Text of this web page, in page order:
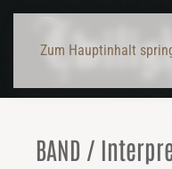
Zum Hauptinhalt
BAND /